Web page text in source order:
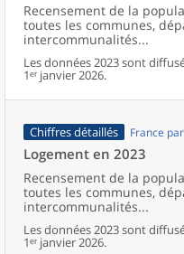
Recensement de la
toutes les communes,
intercommunalités...
Les données 2023 sont
1ᵉʳ janvier 2026.
Chiffres détaillés France
Logement en 2023
Recensement de la
toutes les communes,
intercommunalités...
Les données 2023 sont
1ᵉʳ janvier 2026.